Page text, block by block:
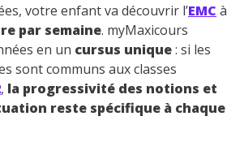
votre enfant va découvrir l’EMC à
par semaine. myMaxicours
en un cursus unique: si les
sont communs aux classes
, la progressivité des notions et
reste spécifique à chaque